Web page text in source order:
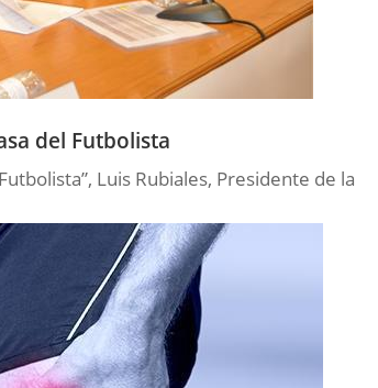
del Futbolista
Luis Rubiales, Presidente de la